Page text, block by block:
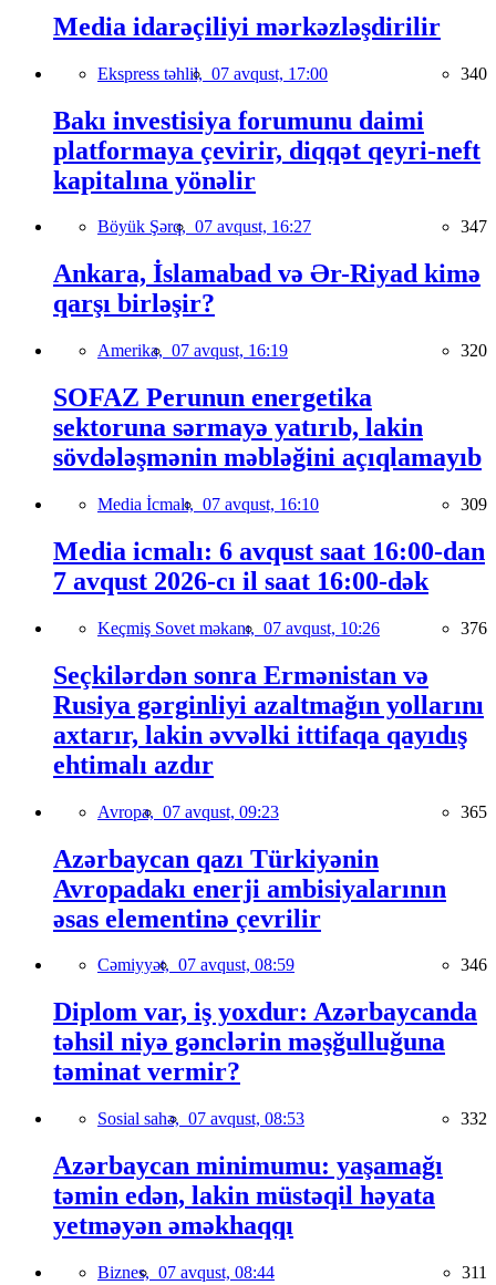
Media idarəçiliyi mərkəzləşdirilir
Ekspress təhlil, 07 avqust, 17:00 340
Bakı investisiya forumunu daimi
platformaya çevirir, diqqət qeyri-neft
kapitalına yönəlir
Böyük Şərq, 07 avqust, 16:27 347
Ankara, İslamabad və Ər-Riyad kimə
qarşı birləşir?
Amerika, 07 avqust, 16:19 320
SOFAZ Perunun energetika
sektoruna sərmayə yatırıb, lakin
sövdələşmənin məbləğini açıqlamayıb
Media İcmalı, 07 avqust, 16:10 309
Media icmalı: 6 avqust saat 16:00-dan
7 avqust 2026-cı il saat 16:00-dək
Keçmiş Sovet məkanı, 07 avqust, 10:26 376
Seçkilərdən sonra Ermənistan və
Rusiya gərginliyi azaltmağın yollarını
axtarır, lakin əvvəlki ittifaqa qayıdış
ehtimalı azdır
Avropa, 07 avqust, 09:23 365
Azərbaycan qazı Türkiyənin
Avropadakı enerji ambisiyalarının
əsas elementinə çevrilir
Cəmiyyət, 07 avqust, 08:59 346
Diplom var, iş yoxdur: Azərbaycanda
təhsil niyə gənclərin məşğulluğuna
təminat vermir?
Sosial sahə, 07 avqust, 08:53 332
Azərbaycan minimumu: yaşamağı
təmin edən, lakin müstəqil həyata
yetməyən əməkhaqqı
Biznes, 07 avqust, 08:44 311